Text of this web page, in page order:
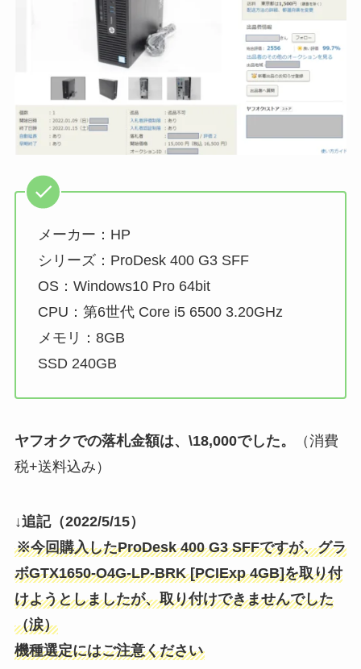
メーカー：HP
シリーズ：ProDesk 400 G3 SFF
OS：Windows10 Pro 64bit
CPU：第6世代 Core i5 6500 3.20GHz
メモリ：8GB
SSD 240GB
ヤフオクでの落札金額は、\18,000でした。
（消費
税+送料込み）
↓追記（2022/5/15）
※今回購入したProDesk 400 G3 SFFですが、グラ
ボGTX1650-O4G-LP-BRK [PCIExp 4GB]を取り付
けようとしましたが、取り付けできませんでした
（涙）
機種選定にはご注意ください